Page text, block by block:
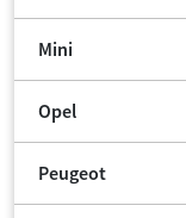
Mini
Opel
Peugeot